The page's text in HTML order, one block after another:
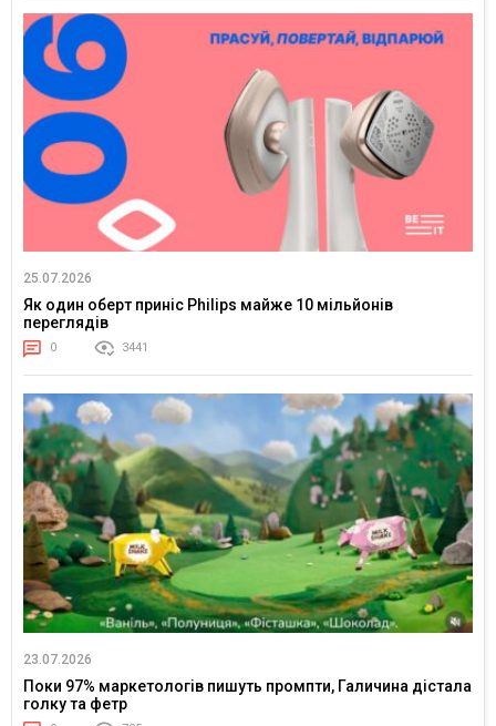
25.07.2026
Як один оберт приніс Philips майже 10 мільйонів
переглядів
0 3441
23.07.2026
Поки 97% маркетологів пишуть промпти, Галичина дістала
голку та фетр